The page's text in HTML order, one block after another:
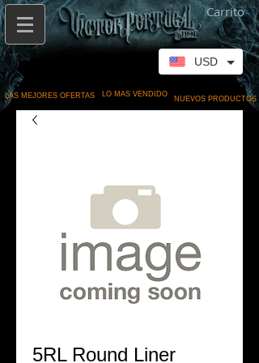
Carrito
LAS MEJORES OFERTAS LO MAS VENDIDO
NUEVOS PRODUCTOS
5RL Round Liner
USD